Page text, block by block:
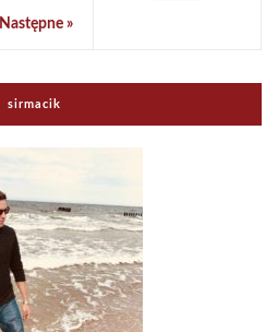
Następne »
sirmacik